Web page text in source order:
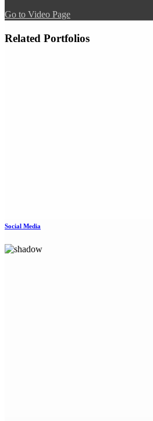
Go to Video Page
Related Portfolios
Social Media